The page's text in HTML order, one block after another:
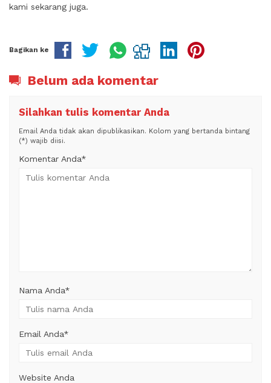
kami sekarang juga.
Bagikan ke
Belum ada komentar
Silahkan tulis komentar Anda
Email Anda tidak akan dipublikasikan. Kolom yang bertanda bintang
(*) wajib diisi.
Komentar Anda*
Nama Anda*
Email Anda*
Website Anda